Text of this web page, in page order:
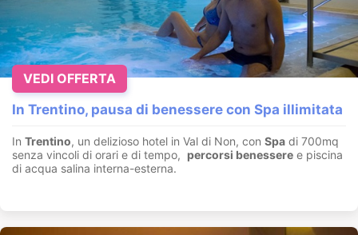
In Trentino, pausa di benessere con Spa illimitata
In Trentino, un delizioso hotel in Val di Non, con Spa di 700mq
senza vincoli di orari e di tempo, percorsi benessere e piscina
di acqua salina interna-esterna.
VEDI OFFERTA